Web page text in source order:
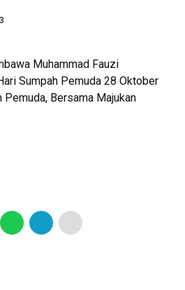
Muhammad Fauzi
Sumpah Pemuda 28 Oktober
Pemuda, Bersama Majukan